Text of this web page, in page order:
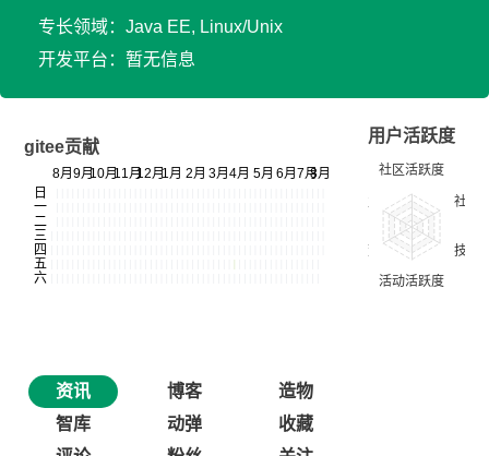
专长领域：Java EE, Linux/Unix
开发平台：暂无信息
gitee贡献
用户活跃度
资讯 博客
造物
智库
动弹
收藏